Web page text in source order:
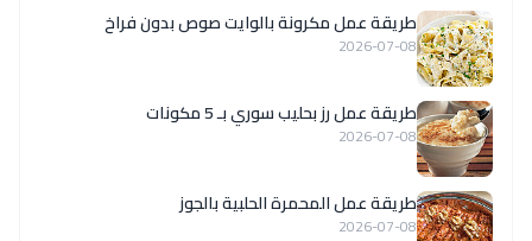
طريقة عمل مكرونة بالوايت صوص بدون فراخ
2026-07-08
طريقة عمل رز بحليب سوري بـ 5 مكونات
2026-07-08
طريقة عمل المحمرة الحلبية بالجوز
2026-07-08